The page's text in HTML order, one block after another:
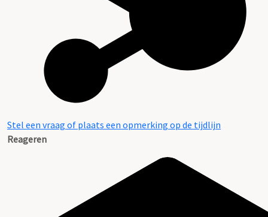
Stel een vraag of plaats een opmerking op de tijdlijn
Reageren